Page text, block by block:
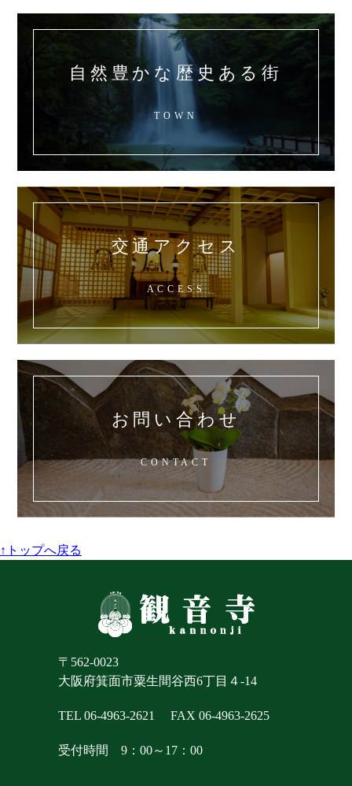
自然豊かな歴史ある街
TOWN
交通アクセス
ACCESS
お問い合わせ
CONTACT
↑トップへ戻る
〒562-0023
大阪府箕面市粟生間谷西6丁目４-14
TEL 06-4963-2621 FAX 06-4963-2625
受付時間 9：00～17：00